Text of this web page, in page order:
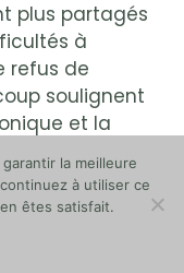
plus partagés
à
refus de
soulignent
et la
pour les cas
sa
la meilleure
à utiliser ce
êtes satisfait.